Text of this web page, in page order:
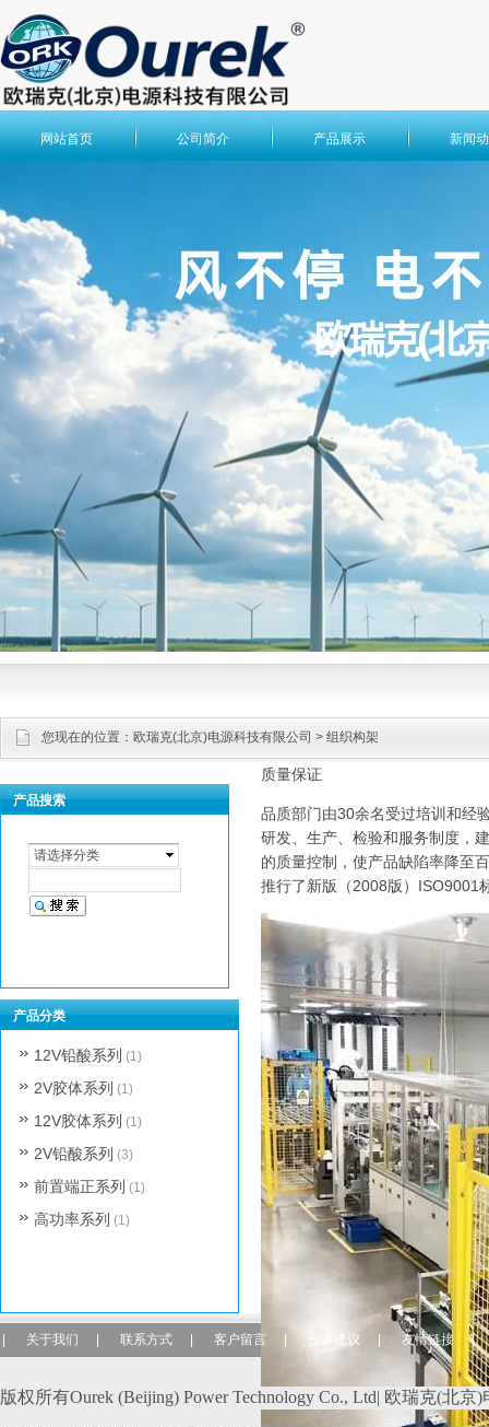
网站首页 公司简介 产品展示 新闻
产品搜索
请选择分类
质量保证
品质部门由30余名受过培训和经
研发、生产、检验和服务制度，
的质量控制，使产品缺陷率降至
推行了新版（2008版）ISO9001
您现在的位置： 欧瑞克(北京)电源科技有限公司 > 组织构架
产品分类
12V铅酸系列 (1)
2V胶体系列 (1)
12V胶体系列 (1)
2V铅酸系列 (3)
前置端正系列 (1)
高功率系列 (1)
版权所有Ourek (Beijing) Power Technology Co., Ltd| 欧瑞克(北
关于我们 联系方式 客户留言 投诉建议 友情链接 |